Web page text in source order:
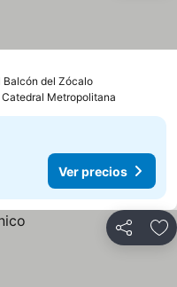
Balcón del Zócalo
Catedral Metropolitana
Ver precios
Compartir